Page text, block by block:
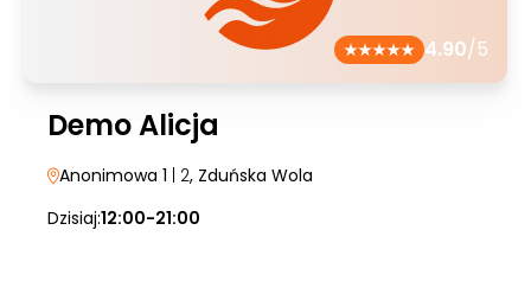
4.90/5
Demo Alicja
Anonimowa 1 | 2, Zduńska Wola
Dzisiaj:12:00-21:00